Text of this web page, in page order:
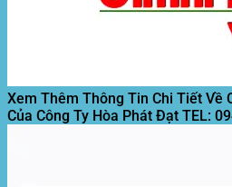
Xem Thêm Thông Tin Chi Tiết Về
Của Công Ty Hòa Phát Đạt TEL: